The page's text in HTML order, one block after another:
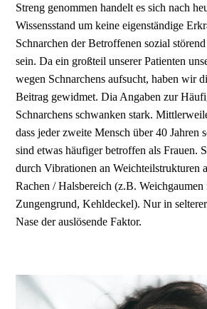
Streng genommen handelt es sich nach
Wissensstand um keine eigen­ständige
Schnarchen der Betroffenen sozial
sein. Da ein großteil unserer Patienten
wegen Schnarchens aufsucht, haben wir
Beitrag gewidmet. Dia Angaben zur
Schnarchens schwanken stark.
dass jeder zweite Mensch über 40 Jahren
sind etwas häufiger betroffen als Frauen.
durch Vibrationen an Weichteilstrukturen
Rachen / Halsbereich (z.B.
Zungengrund, Kehldeckel). Nur in
Nase der auslösende Faktor.